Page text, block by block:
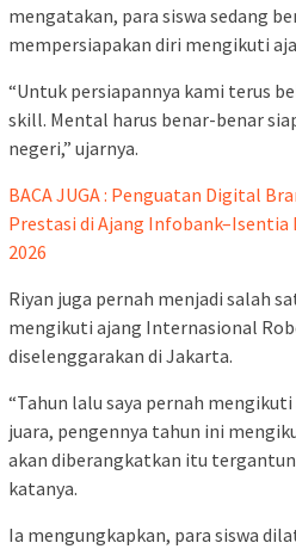
mengatakan, para siswa sedang
mempersiapakan diri mengikuti
“Untuk persiapannya kami terus
skill. Mental harus benar-benar
negeri,” ujarnya.
BACA JUGA : Penguatan Digital
Prestasi di Ajang
2026
Riyan juga pernah menjadi salah
mengikuti ajang Internasional
diselenggarakan di Jakarta.
“Tahun lalu saya pernah
juara, pengennya tahun ini
akan diberangkatkan itu
katanya.
Ia mengungkapkan, para siswa